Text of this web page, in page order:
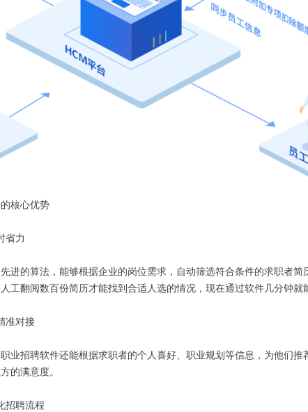
核心优势
省力
进的算法，能够根据企业的岗位需求，自动筛选符合条件的求职者
工翻阅数百份简历才能找到合适人选的情况，现在通过软件几分钟就
准对接
业招聘软件还能根据求职者的个人喜好、职业规划等信息，为他们
的满意度。
招聘流程